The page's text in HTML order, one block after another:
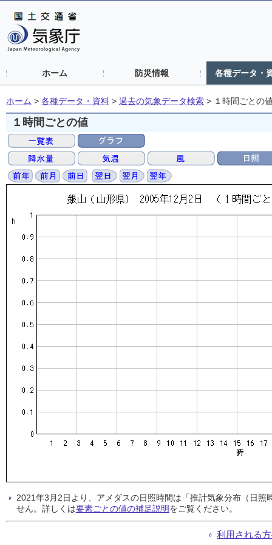
ホーム 防災情報 各種データ・
ホーム > 各種データ・資料 > 過去の気象データ検索 > １時間ごとの
１時間ごとの値
2021年3月2日より、アメダスの日照時間は「推計気象分布（日
せん。詳しくは要素ごとの値の補足説明をご覧ください。
利用される